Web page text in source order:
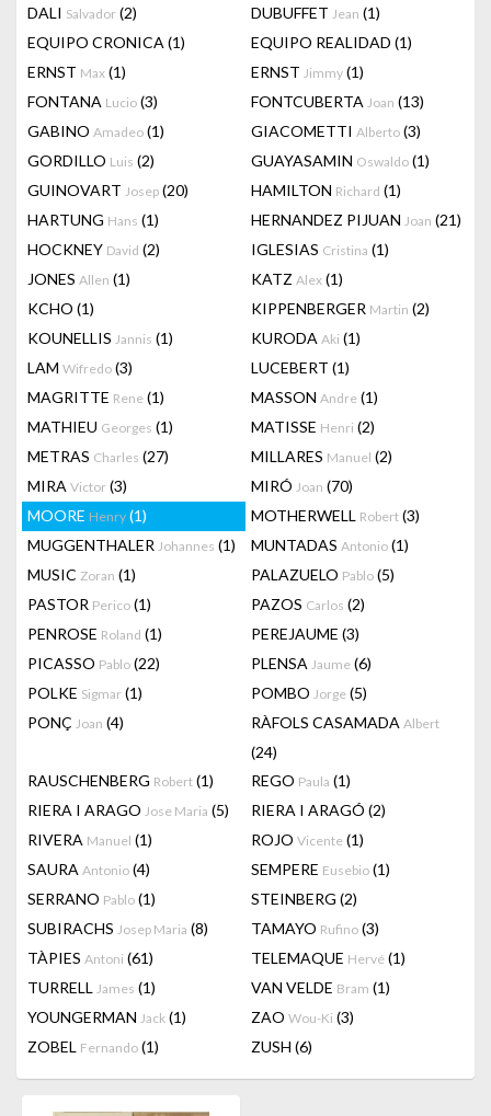
DALI Salvador (2) DUBUFFET Jean (1)
EQUIPO CRONICA (1) EQUIPO REALIDAD (1)
ERNST Max (1) ERNST Jimmy (1)
FONTANA Lucio (3) FONTCUBERTA Joan (13)
GABINO Amadeo (1) GIACOMETTI Alberto (3)
GORDILLO Luis (2) GUAYASAMIN Oswaldo (1)
GUINOVART Josep (20) HAMILTON Richard (1)
HARTUNG Hans (1) HERNANDEZ PIJUAN Joan (21)
HOCKNEY David (2) IGLESIAS Cristina (1)
JONES Allen (1) KATZ Alex (1)
KCHO (1) KIPPENBERGER Martin (2)
KOUNELLIS Jannis (1) KURODA Aki (1)
LAM Wifredo (3) LUCEBERT (1)
MAGRITTE Rene (1) MASSON Andre (1)
MATHIEU Georges (1) MATISSE Henri (2)
METRAS Charles (27) MILLARES Manuel (2)
MIRA Victor (3) MIRÓ Joan (70)
MOORE Henry (1) MOTHERWELL Robert (3)
MUGGENTHALER Johannes (1) MUNTADAS Antonio (1)
MUSIC Zoran (1) PALAZUELO Pablo (5)
PASTOR Perico (1) PAZOS Carlos (2)
PENROSE Roland (1) PEREJAUME (3)
PICASSO Pablo (22) PLENSA Jaume (6)
POLKE Sigmar (1) POMBO Jorge (5)
PONÇ Joan (4) RÀFOLS CASAMADA Albert
(24)
RAUSCHENBERG Robert (1) REGO Paula (1)
RIERA I ARAGO Jose Maria (5) RIERA I ARAGÓ (2)
RIVERA Manuel (1) ROJO Vicente (1)
SAURA Antonio (4) SEMPERE Eusebio (1)
SERRANO Pablo (1) STEINBERG (2)
SUBIRACHS Josep Maria (8) TAMAYO Rufino (3)
TÀPIES Antoni (61) TELEMAQUE Hervé (1)
TURRELL James (1) VAN VELDE Bram (1)
YOUNGERMAN Jack (1) ZAO Wou-Ki (3)
ZOBEL Fernando (1) ZUSH (6)